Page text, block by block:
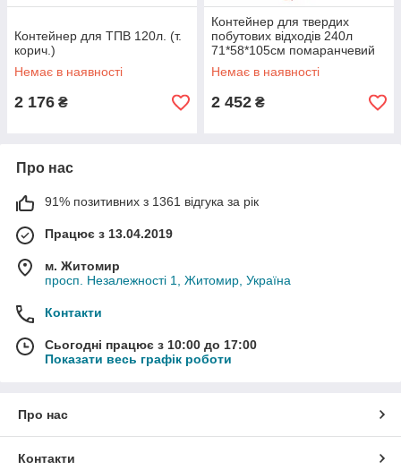
Контейнер для ТПВ 120л. (т.
корич.)
Немає в наявності
2 176 ₴
Контейнер для твердих
побутових відходів 240л
71*58*105см помаранчевий
Алеана
Немає в наявності
2 452 ₴
Про нас
91% позитивних з 1361 відгука за рік
Працює з 13.04.2019
м. Житомир
просп. Незалежності 1, Житомир, Україна
Контакти
Сьогодні працює з 10:00 до 17:00
Показати весь графік роботи
Про нас
Контакти